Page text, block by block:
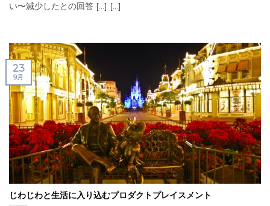
い〜減少したとの回答 [...] [...]
じわじわと生活に入り込むプロダクトプレイスメント
23
9月